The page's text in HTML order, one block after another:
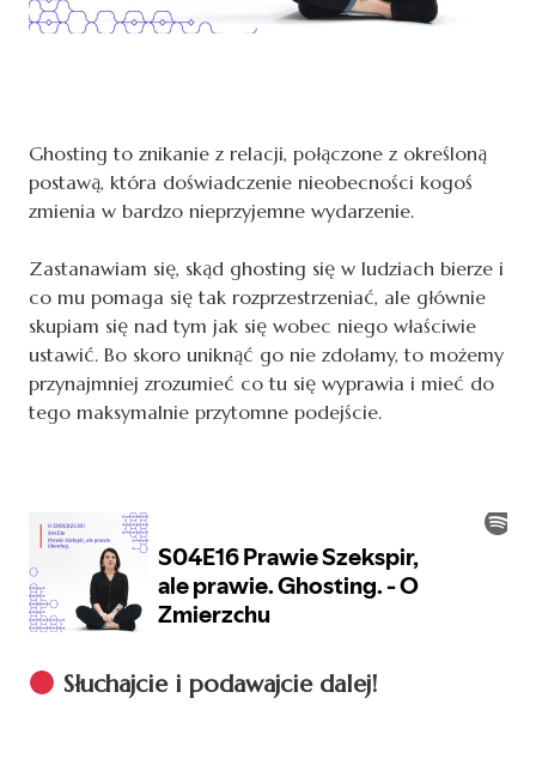
Ghosting to znikanie z relacji, połączone z określoną
postawą, która doświadczenie nieobecności kogoś
zmienia w bardzo nieprzyjemne wydarzenie.
Zastanawiam się, skąd ghosting się w ludziach bierze i
co mu pomaga się tak rozprzestrzeniać, ale głównie
skupiam się nad tym jak się wobec niego właściwie
ustawić. Bo skoro uniknąć go nie zdołamy, to możemy
przynajmniej zrozumieć co tu się wyprawia i mieć do
tego maksymalnie przytomne podejście.
Słuchajcie i podawajcie dalej!